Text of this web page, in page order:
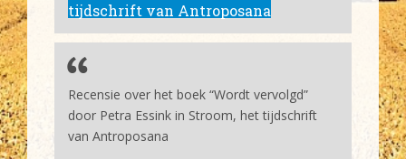
tijdschrift van Antroposana
Recensie over het boek “Wordt vervolgd”
door Petra Essink in Stroom, het tijdschrift
van Antroposana